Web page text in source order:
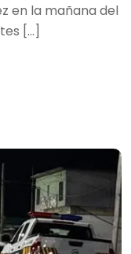
en la mañana del
[…]